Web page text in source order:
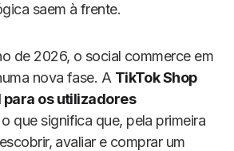
saem à frente.
de 2026, o social commerce em
nova fase. A TikTok Shop
os utilizadores
que significa que, pela primeira
avaliar e comprar um